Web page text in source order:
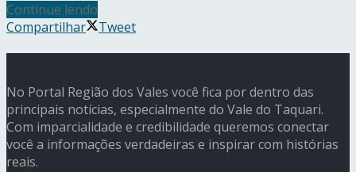
Continue lendo
Compartilhar
Tweet
No Portal Região dos Vales você fica por dentro das
principais notícias, especialmente do Vale do Taquari.
Com imparcialidade e credibilidade queremos conectar
você a informações verdadeiras e inspirar com histórias
reais.